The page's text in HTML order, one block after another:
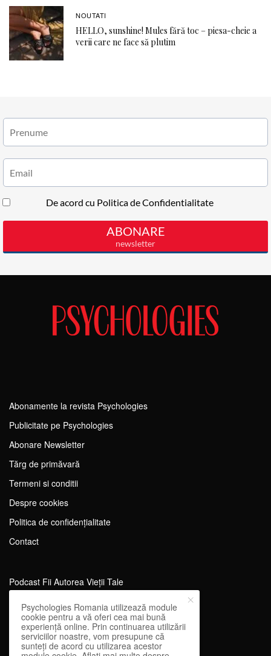
NOUTATI
HELLO, sunshine! Mules fără toc – piesa-cheie a
verii care ne face să plutim
Abonamente la revista Psychologies
Publicitate pe Psychologies
Abonare Newsletter
Tărg de primăvară
Termeni si conditii
Despre cookies
Politica de confidențialitate
Contact
Podcast Fii Autorea Vieții Tale
Evenimente Fii Autoarea Vieții Tale!
SportEdu
Antrenament Mental pentru Sportivi
Psychologies Romania utilizează module
cookie pentru a vă oferi cea mai bună
experiență online. Prin continuarea utilizării
serviciilor noastre, vom presupune că
sunteți de acord cu utilizarea acestor